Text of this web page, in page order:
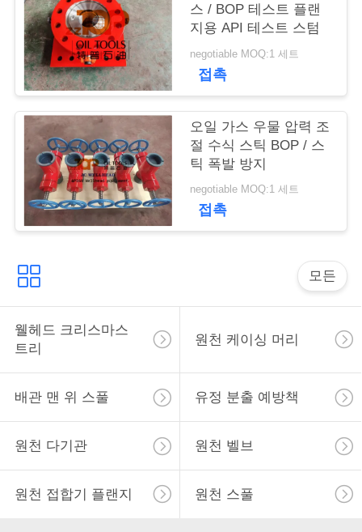
경
이
트
맵
PRIVACY
스 / BOP 테스트 플랜
지용 API 테스트 스텀
negotiable MOQ:1 세트
접촉
오일 가스 우물 압력 조
절 수식 스틱 BOP / 스
틱 폭발 방지
negotiable MOQ:1 세트
접촉
모든
웰헤드 크리스마스
트리
원천 케이싱 머리
배관 맨 위 스풀 유정 분출 예방책
원천 다기관 원천 벨브
원천 접합기 플랜지 원천 스풀